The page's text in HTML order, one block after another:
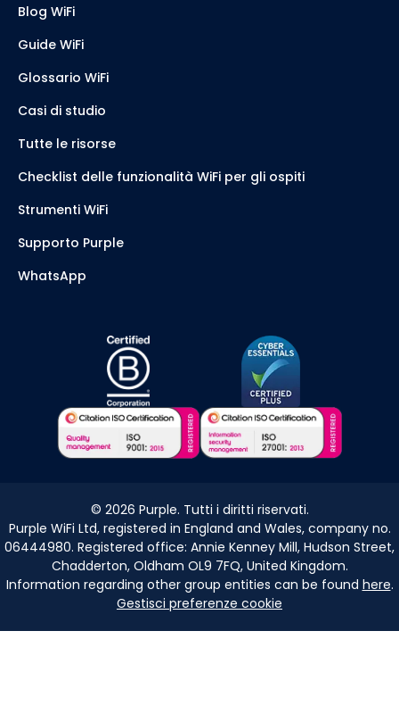
Blog WiFi
Guide WiFi
Glossario WiFi
Casi di studio
Tutte le risorse
Checklist delle funzionalità WiFi per gli ospiti
Strumenti WiFi
Supporto Purple
WhatsApp
© 2026 Purple. Tutti i diritti riservati.
Purple WiFi Ltd, registered in England and Wales, company no.
06444980. Registered office: Annie Kenney Mill, Hudson Street,
Chadderton, Oldham OL9 7FQ, United Kingdom.
Information regarding other group entities can be found here.
Gestisci preferenze cookie